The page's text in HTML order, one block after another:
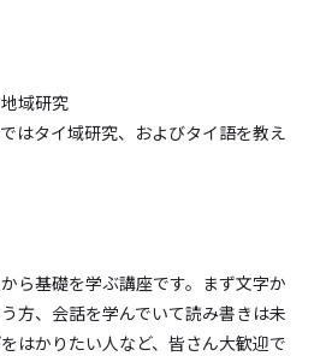
域研究
はタイ域研究、およびタイ語を教え
ら基礎を学ぶ講座です。まず文字か
方、会話を学んでいて読み書きは未
はかりたい人など、皆さん大歓迎で